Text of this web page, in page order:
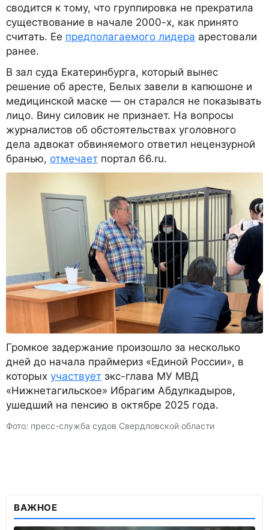
сводится к тому, что группировка не прекратила
существование в начале 2000-х, как принято
считать. Ее предполагаемого лидера арестовали
ранее.
В зал суда Екатеринбурга, который вынес
решение об аресте, Белых завели в капюшоне и
медицинской маске — он старался не показывать
лицо. Вину силовик не признает. На вопросы
журналистов об обстоятельствах уголовного
дела адвокат обвиняемого ответил нецензурной
бранью, отмечает портал 66.ru.
Громкое задержание произошло за несколько
дней до начала праймериз «Единой России», в
которых участвует экс-глава МУ МВД
«Нижнетагильское» Ибрагим Абдулкадыров,
ушедший на пенсию в октябре 2025 года.
Фото: пресс-служба судов Свердловской области
ВАЖНОЕ